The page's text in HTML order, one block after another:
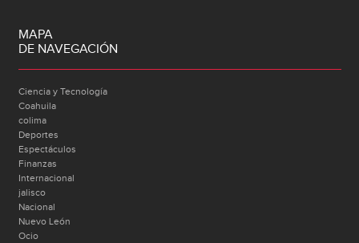
MAPA
DE NAVEGACIÓN
Ciencia y Tecnología
Coahuila
colima
Deportes
Espectáculos
Finanzas
Internacional
jalisco
Nacional
Nuevo León
Ocio